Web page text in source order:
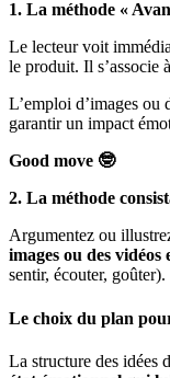
1. La méthode «
Le lecteur voit
le produit. Il s’associe
L’emploi d’images ou
garantir un impact
Good move 🤓
2. La méthode
Argumentez ou
images ou des vidéos
sentir, écouter, goûter).
Le choix du plan
La structure des idées